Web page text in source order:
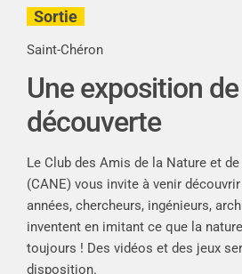
Sortie
Saint-Chéron
Une exposition de
découverte
Le Club des Amis de la Nature et de
(CANE) vous invite à venir
années, chercheurs, ingénieurs,
inventent en imitant ce que la
toujours ! Des vidéos et des jeux
disposition.